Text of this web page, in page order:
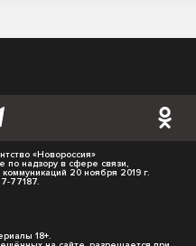
«Новороссия»
по надзору в сфере связи,
20 ноября 2019 г.
77187.
18+.